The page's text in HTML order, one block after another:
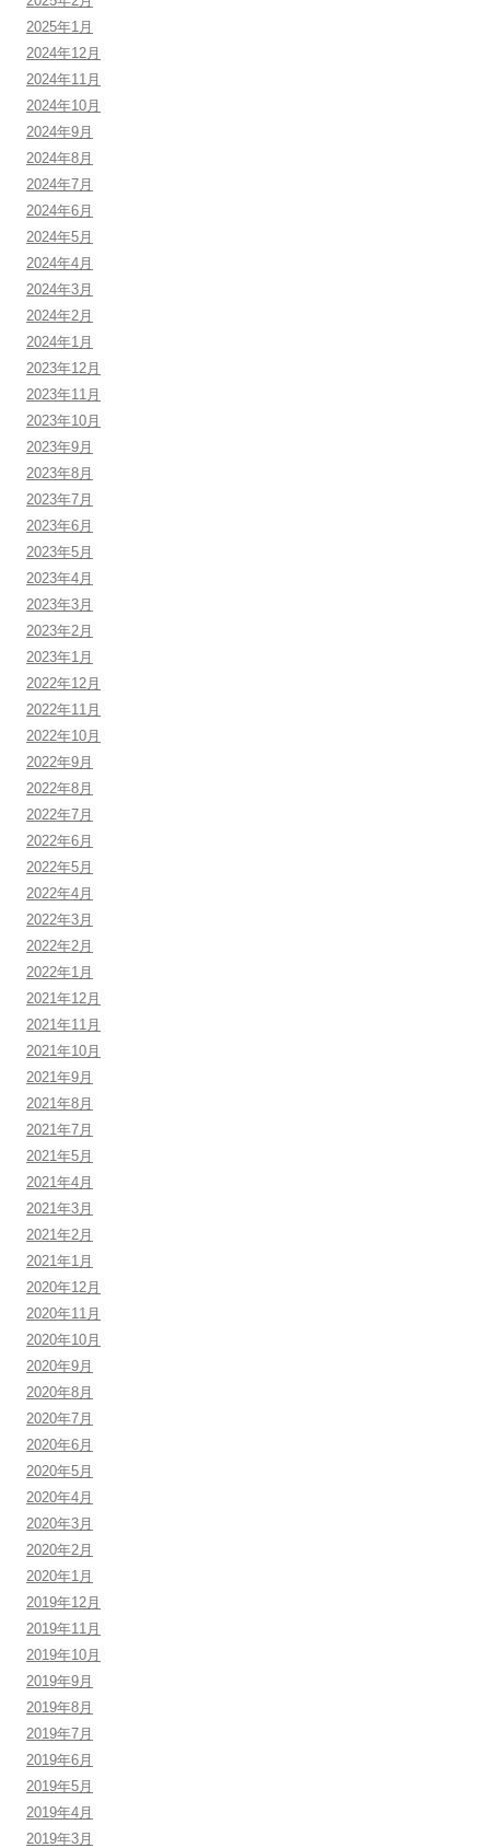
2025年1月
2024年12月
2024年11月
2024年10月
2024年9月
2024年8月
2024年7月
2024年6月
2024年5月
2024年4月
2024年3月
2024年2月
2024年1月
2023年12月
2023年11月
2023年10月
2023年9月
2023年8月
2023年7月
2023年6月
2023年5月
2023年4月
2023年3月
2023年2月
2023年1月
2022年12月
2022年11月
2022年10月
2022年9月
2022年8月
2022年7月
2022年6月
2022年5月
2022年4月
2022年3月
2022年2月
2022年1月
2021年12月
2021年11月
2021年10月
2021年9月
2021年8月
2021年7月
2021年5月
2021年4月
2021年3月
2021年2月
2021年1月
2020年12月
2020年11月
2020年10月
2020年9月
2020年8月
2020年7月
2020年6月
2020年5月
2020年4月
2020年3月
2020年2月
2020年1月
2019年12月
2019年11月
2019年10月
2019年9月
2019年8月
2019年7月
2019年6月
2019年5月
2019年4月
2019年3月